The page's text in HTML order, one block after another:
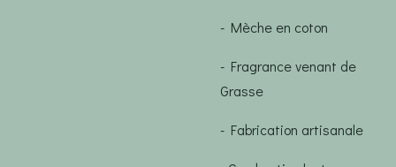
- Mèche en coton
- Fragrance venant de
Grasse
- Fabrication artisanale